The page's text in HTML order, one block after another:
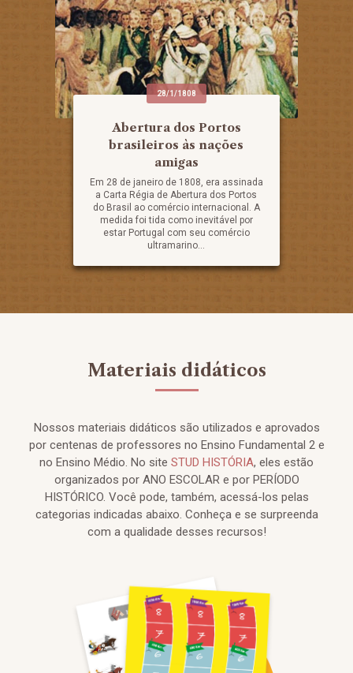
28/1/1808
Abertura dos Portos
brasileiros às nações
amigas
Em 28 de janeiro de 1808, era assinada
a Carta Régia de Abertura dos Portos
do Brasil ao comércio internacional. A
medida foi tida como inevitável por
estar Portugal com seu comércio
ultramarino...
Materiais didáticos
Nossos materiais didáticos são utilizados e aprovados
por centenas de professores no Ensino Fundamental 2 e
no Ensino Médio. No site STUD HISTÓRIA, eles estão
organizados por ANO ESCOLAR e por PERÍODO
HISTÓRICO. Você pode, também, acessá-los pelas
categorias indicadas abaixo. Conheça e se surpreenda
com a qualidade desses recursos!